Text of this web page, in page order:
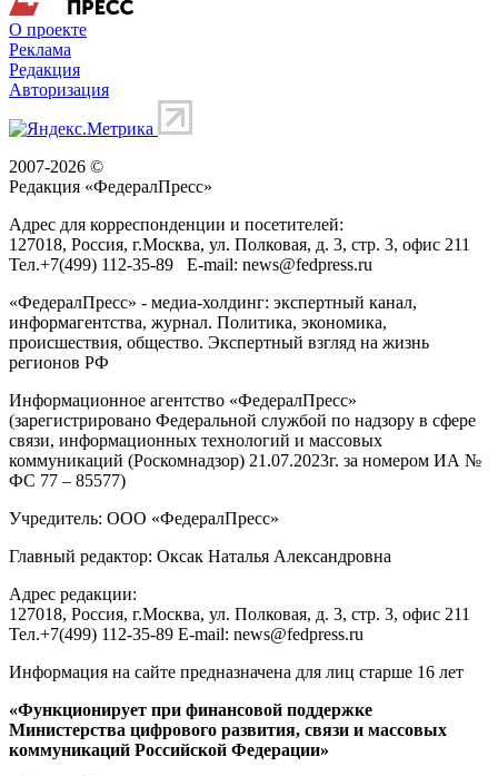
О проекте
Реклама
Редакция
Авторизация
2007-2026 ©
Редакция «ФедералПресс»
Адрес для корреспонденции и посетителей:
127018, Россия, г.Москва, ул. Полковая, д. 3, стр. 3, офис 211
Тел.+7(499) 112-35-89 E-mail: news@fedpress.ru
«ФедералПресс» - медиа-холдинг: экспертный канал,
информагентства, журнал. Политика, экономика,
происшествия, общество. Экспертный взгляд на жизнь
регионов РФ
Информационное агентство «ФедералПресс»
(зарегистрировано Федеральной службой по надзору в сфере
связи, информационных технологий и массовых
коммуникаций (Роскомнадзор) 21.07.2023г. за номером ИА №
ФС 77 – 85577)
Учредитель: ООО «ФедералПресс»
Главный редактор: Оксак Наталья Александровна
Адрес редакции:
127018, Россия, г.Москва, ул. Полковая, д. 3, стр. 3, офис 211
Тел.+7(499) 112-35-89 E-mail: news@fedpress.ru
Информация на сайте предназначена для лиц старше 16 лет
«Функционирует при финансовой поддержке
Министерства цифрового развития, связи и массовых
коммуникаций Российской Федерации»